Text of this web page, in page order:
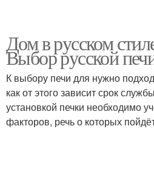
Дом в русском
Выбор русской
К выбору печи для нужно
как от этого зависит срок
установкой печки необходимо
факторов, речь о которых